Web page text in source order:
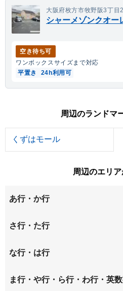
大阪府枚方市牧野阪3丁目
シャーメゾンクオー
空き待ち可
ワンボックス サイズまで対応
平置き
24h利用可
周辺のランドマ
くずはモール
周辺のエリ
あ行・か行
井尻
甲斐田新町
さ行・た行
招提中町
招提南町
な行・は行
中宮西之町
ま行・や行・ら行・わ行・英